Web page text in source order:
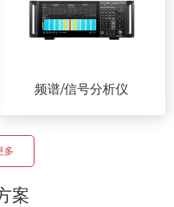
频谱/信号分析仪
多
案